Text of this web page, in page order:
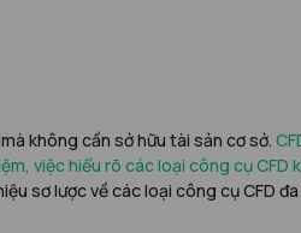
không cần sở hữu tài sản cơ sở.
việc hiểu rõ các loại công cụ CFD
sơ lược về các loại công cụ CFD